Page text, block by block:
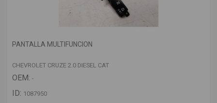
PANTALLA MULTIFUNCION
CHEVROLET CRUZE 2.0 DIESEL CAT
OEM: -
ID: 1087950